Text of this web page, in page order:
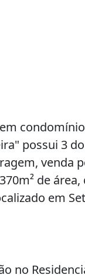
possui 3
venda
de
em
no